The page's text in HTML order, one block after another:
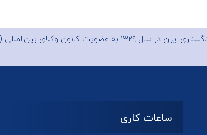
ایران در سال ۱۳۲۹ به عضویت کانون وکلای بین‌المللی (IBA)
ساعات کاری